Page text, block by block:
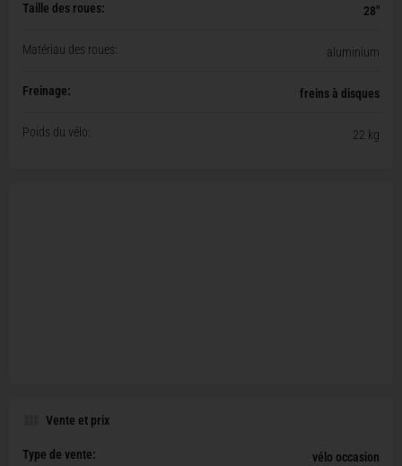
Taille des roues: 28"
Matériau des roues: aluminium
Freinage: freins à disques
Poids du vélo: 22 kg
Vente et prix
Type de vente: vélo occasion